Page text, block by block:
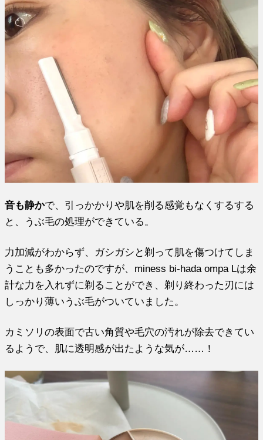
音も静かで、引っかかりや肌を削る感覚もなくするする
と、うぶ毛の処理ができている。
力加減がわからず、ガシガシと剃って肌を傷つけてしま
うことも多かったのですが、miness bi-hada ompa Lは余
計な力を入れずに剃ることができ、剃り終わった刃には
しっかり薄いうぶ毛がついていました。
カミソリの表面で古い角質や毛穴の汚れが除去できてい
るようで、肌に透明感が出たような気が……！